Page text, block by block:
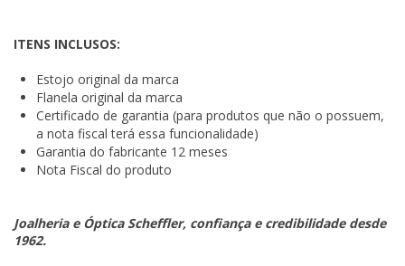
ITENS INCLUSOS:
Estojo original da marca
Flanela original da marca
Certificado de garantia (para produtos que não o possuem,
a nota fiscal terá essa funcionalidade)
Garantia do fabricante 12 meses
Nota Fiscal do produto
Joalheria e Óptica Scheffler, confiança e credibilidade desde
1962.